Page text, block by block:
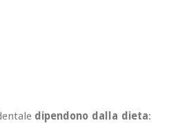
dipendono dalla dieta: